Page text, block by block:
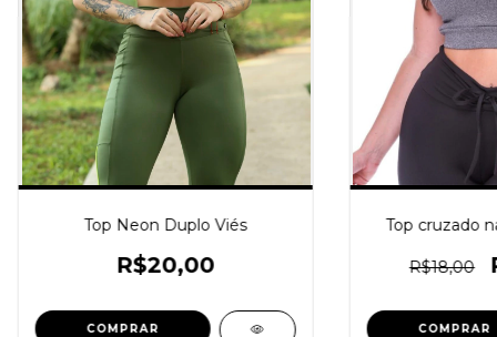
Top Neon Duplo Viés
R$20,00
COMPRAR
Top cruzado
R$18,00
COMPRAR